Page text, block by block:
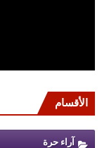
الأقسام
آراء حرة